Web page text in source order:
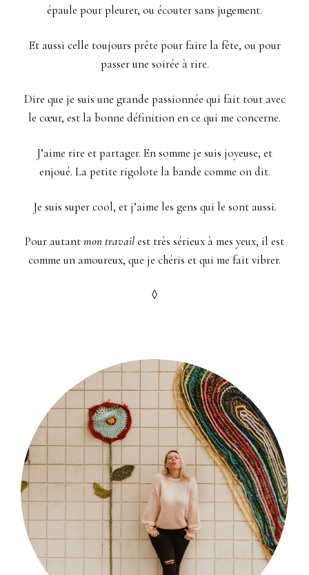
épaule pour pleurer, ou écouter sans jugement.
Et aussi celle toujours prête pour faire la fête, ou pour
passer une soirée à rire.
Dire que je suis une grande passionnée qui fait tout avec
le cœur, est la bonne définition en ce qui me concerne.
J’aime rire et partager. En somme je suis joyeuse, et
enjoué. La petite rigolote la bande comme on dit.
Je suis super cool, et j’aime les gens qui le sont aussi.
Pour autantmon travailest très sérieux à mes yeux, il est
comme un amoureux, que je chéris et qui me fait vibrer.
◊